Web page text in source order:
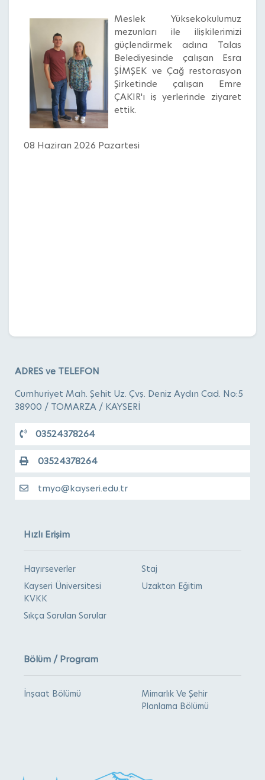
Meslek Yüksekokulumuz
mezunları ile ilişkilerimizi
güçlendirmek adına Talas
Belediyesinde çalışan Esra
ŞİMŞEK ve Çağ restorasyon
Şirketinde çalışan Emre
ÇAKIR'ı iş yerlerinde ziyaret
ettik.
08 Haziran 2026 Pazartesi
ADRES ve TELEFON
Cumhuriyet Mah. Şehit Uz. Çvş. Deniz Aydın Cad. No:5
38900 / TOMARZA / KAYSERİ
03524378264
03524378264
tmyo@kayseri.edu.tr
Hızlı Erişim
Hayırseverler
Staj
Kayseri Üniversitesi
KVKK
Uzaktan Eğitim
Sıkça Sorulan Sorular
Bölüm / Program
İnşaat Bölümü
Mimarlık Ve Şehir
Planlama Bölümü